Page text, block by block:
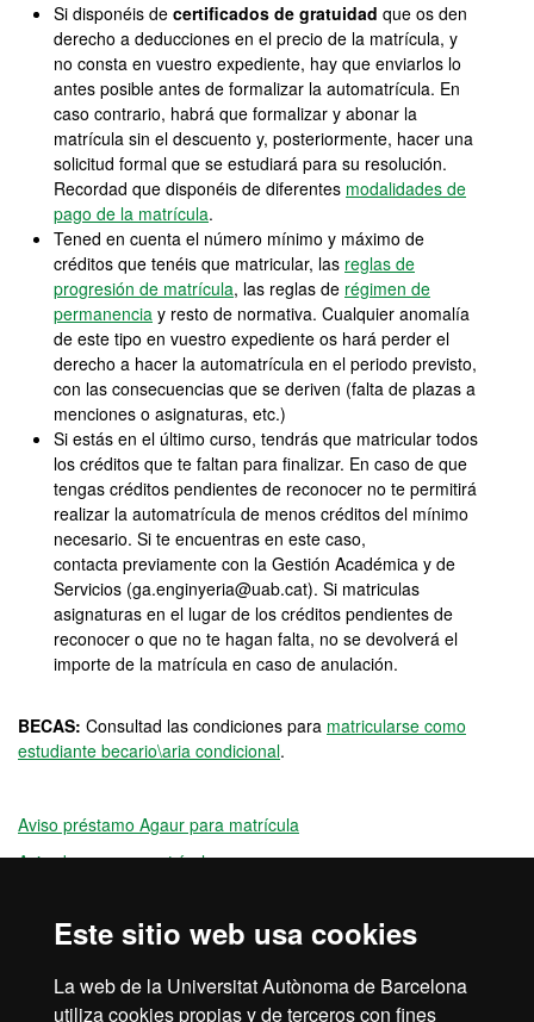
Este sitio web usa cookies
La web de la Universitat Autònoma de Barcelona
utiliza cookies propias y de terceros con fines
Si disponéis de certificados de gratuidad que os den
derecho a deducciones en el precio de la matrícula, y
no consta en vuestro expediente, hay que enviarlos lo
antes posible antes de formalizar la automatrícula. En
caso contrario, habrá que formalizar y abonar la
matrícula sin el descuento y, posteriormente, hacer una
solicitud formal que se estudiará para su resolución.
Recordad que disponéis de diferentes modalidades de
pago de la matrícula.
Tened en cuenta el número mínimo y máximo de
créditos que tenéis que matricular, las reglas de
progresión de matrícula, las reglas de régimen de
permanencia y resto de normativa. Cualquier anomalía
de este tipo en vuestro expediente os hará perder el
derecho a hacer la automatrícula en el periodo previsto,
con las consecuencias que se deriven (falta de plazas a
menciones o asignaturas, etc.)
Si estás en el último curso, tendrás que matricular todos
los créditos que te faltan para finalizar. En caso de que
tengas créditos pendientes de reconocer no te permitirá
realizar la automatrícula de menos créditos del mínimo
necesario. Si te encuentras en este caso,
contacta previamente con la Gestión Académica y de
Servicios (ga.enginyeria@uab.cat). Si matriculas
asignaturas en el lugar de los créditos pendientes de
reconocer o que no te hagan falta, no se devolverá el
importe de la matrícula en caso de anulación.
BECAS: Consultad las condiciones para matricularse como
estudiante becario\aria condicional.
Aviso préstamo Agaur para matrícula
Aviso beca para matrícula
Información modificación de matrícula